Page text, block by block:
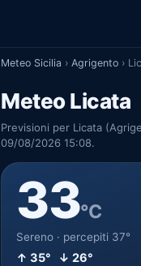
Meteo Sicilia › Agrigento ›
Meteo Licata
Previsioni per Licata
09/08/2026 15:08.
33°C
Sereno · percepiti 37°
↑ 35° ↓ 26°